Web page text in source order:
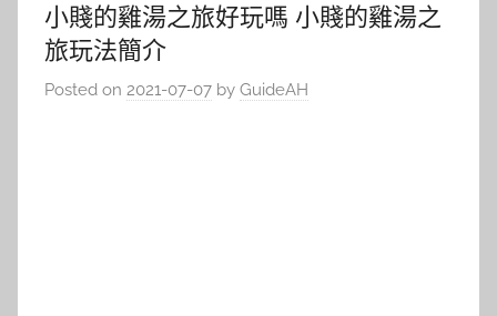
小賤的雞湯之旅好玩嗎 小賤的雞湯之
旅玩法簡介
Posted on 2021-07-07 by GuideAH